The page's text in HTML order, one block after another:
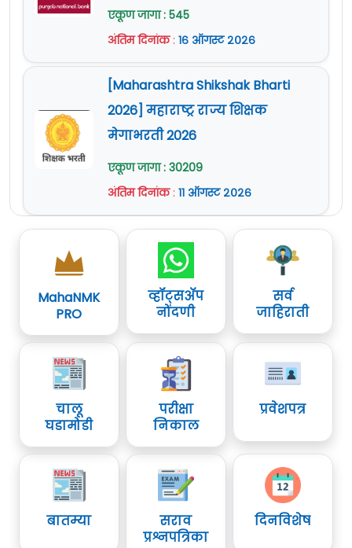
एकूण जागा : 545
अंतिम दिनांक: १६ ऑगस्ट २०२६
[Maharashtra Shikshak Bharti
2026] महाराष्ट्र राज्य शिक्षक
मेगाभरती 2026
एकूण जागा : 30209
अंतिम दिनांक: ११ ऑगस्ट २०२६
MahaNMK
PRO
व्हॉट्सॲप
नोंदणी
सर्व
जाहिराती
चालू
घडामोडी
परीक्षा
निकाल
प्रवेशपत्र
बातम्या
सराव
प्रश्नपत्रिका
दिनविशेष